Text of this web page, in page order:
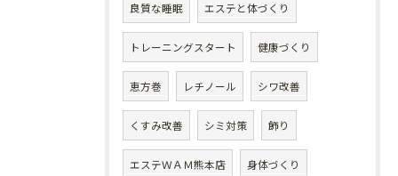
良質な睡眠 エステと体づくり
トレーニングスタート 健康づくり
恵方巻 レチノール シワ改善
くすみ改善 シミ対策 飾り
エステＷＡＭ熊本店 身体づくり